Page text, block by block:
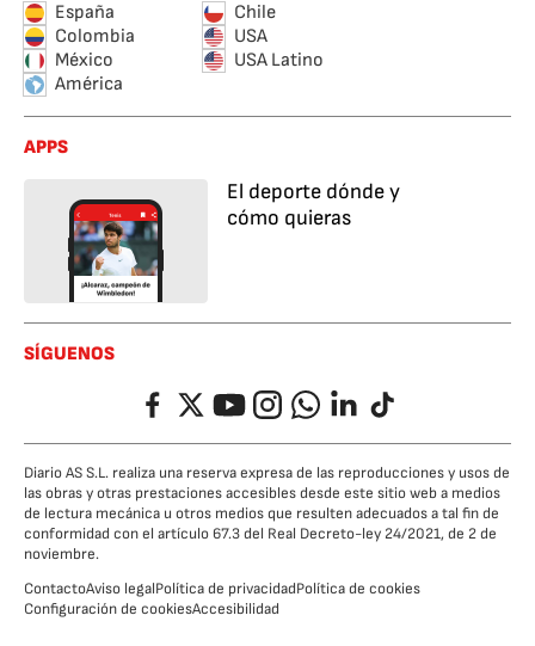
España
Chile
Colombia
USA
México
USA Latino
América
APPS
El deporte dónde y
cómo quieras
SÍGUENOS
FacebookTwitterYouTubeInstagramWhatsappLinkedIn
TikTok
Diario AS S.L. realiza una reserva expresa de las reproducciones y usos de
las obras y otras prestaciones accesibles desde este sitio web a medios
de lectura mecánica u otros medios que resulten adecuados a tal fin de
conformidad con el artículo 67.3 del Real Decreto-ley 24/2021, de 2 de
noviembre.
ContactoAviso legalPolítica de privacidadPolítica de cookies
Configuración de cookiesAccesibilidad